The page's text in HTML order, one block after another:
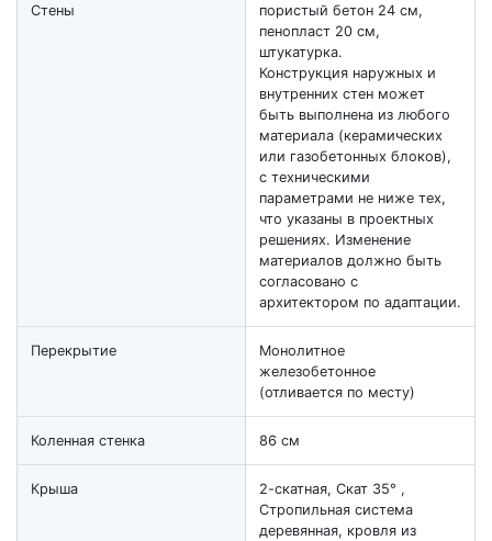
Стены
пористый бетон 24 см,
пенопласт 20 см,
штукатурка.
Конструкция наружных и
внутренних стен может
быть выполнена из любого
материала (керамических
или газобетонных блоков),
с техническими
параметрами не ниже тех,
что указаны в проектных
решениях. Изменение
материалов должно быть
согласовано с
архитектором по адаптации.
Перекрытие
Монолитное
железобетонное
(отливается по месту)
Коленная стенка 86 см
Крыша
2-скатная, Скат 35° ,
Стропильная система
деревянная, кровля из